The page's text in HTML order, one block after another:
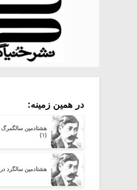
در همین زمینه:
هشتادمین
(۱)
هشتادمین سالگرد